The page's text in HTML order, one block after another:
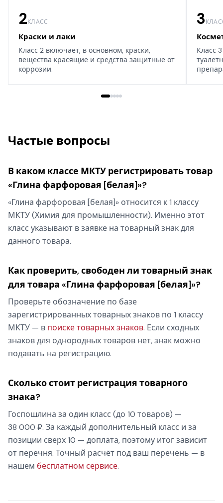
2КЛАСС
Краски и лаки
Класс 2 включает, в основном, краски,
вещества красящие и средства защитные от
коррозии.
3
Класс
Частые вопросы
В каком классе МКТУ регистрировать товар
«Глина фарфоровая [белая]»?
«Глина фарфоровая [белая]» относится к 1 классу
МКТУ (Химия для промышленности). Именно этот
класс указывают в заявке на товарный знак для
данного товара.
Как проверить, свободен ли товарный знак
для товара «Глина фарфоровая [белая]»?
Проверьте обозначение по базе
зарегистрированных товарных знаков по 1 классу
МКТУ — в поиске товарных знаков. Если сходных
знаков для однородных товаров нет, знак можно
подавать на регистрацию.
Сколько стоит регистрация товарного
знака?
Госпошлина за один класс (до 10 товаров) —
38 000 ₽. За каждый дополнительный класс и за
позиции сверх 10 — доплата, поэтому итог зависит
от перечня. Точный расчёт под ваш перечень — в
нашем бесплатном сервисе.